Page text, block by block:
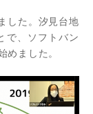
した。汐見台地
で、ソフトバン
めました。